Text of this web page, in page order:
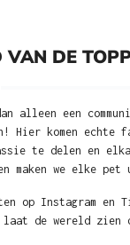
DE
alleen een
Hier komen echte
te delen en
maken we elke pet
op Instagram en
laat de wereld